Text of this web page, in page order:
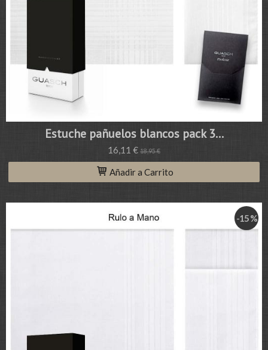
Estuche pañuelos blancos pack 3...
16,11 € 18,95 €
Añadir a Carrito
-15 %